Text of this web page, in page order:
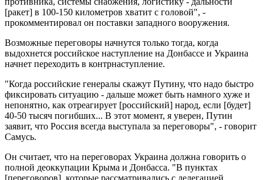
[ракет] в 100-150 километров хватит с головой", -
прокомментировал он поставки западного вооружения.
Возможные переговоры начнутся только тогда, когда
выдохнется российское наступление на Донбассе и Украина
начнет переходить в контрнаступление.
"Когда российские генералы скажут Путину, что надо быстро
фиксировать ситуацию - дальше может быть намного хуже и
непонятно, как отреагирует [российский] народ, если [будет]
40-50 тысяч погибших... В этот момент, я уверен, Путин
заявит, что Россия всегда выступала за переговоры", - говорит
Самусь.
Он считает, что на переговорах Украина должна говорить о
полной деоккупации Крыма и Донбасса. "В пунктах
[переговоров], которые рассматривались с делегацией,